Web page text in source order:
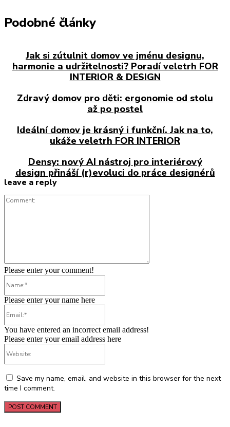
Podobné články
Jak si zútulnit domov ve jménu designu,
harmonie a udržitelnosti? Poradí veletrh FOR
INTERIOR & DESIGN
Zdravý domov pro děti: ergonomie od stolu
až po postel
Ideální domov je krásný i funkční. Jak na to,
ukáže veletrh FOR INTERIOR
Densy: nový AI nástroj pro interiérový
design přináší (r)evoluci do práce designérů
leave a reply
Please enter your comment!
Please enter your name here
You have entered an incorrect email address!
Please enter your email address here
Save my name, email, and website in this browser for the next
time I comment.